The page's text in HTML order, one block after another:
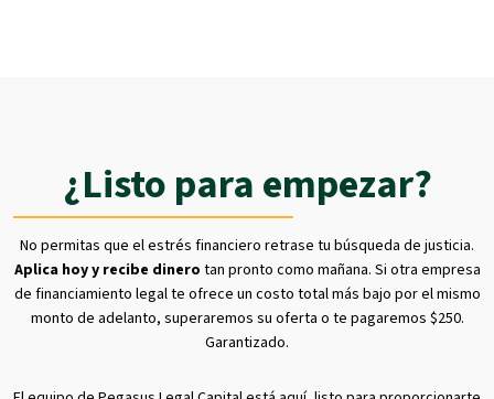
¿Listo para empezar?
No permitas que el estrés financiero retrase tu búsqueda de justicia.
Aplica hoy y recibe dinero tan pronto como mañana. Si otra empresa
de financiamiento legal te ofrece un costo total más bajo por el mismo
monto de adelanto, superaremos su oferta o te pagaremos $250.
Garantizado.